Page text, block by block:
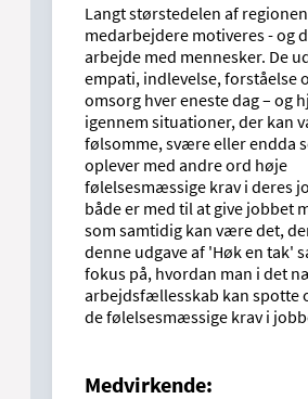
Langt størstedelen af
medarbejdere motiveres - og
arbejde med mennesker. De
empati, indlevelse, forståelse
omsorg hver eneste dag – og
igennem situationer, der kan
følsomme, svære eller endda
oplever med andre ord høje
følelsesmæssige krav i deres
både er med til at give jobbet
som samtidig kan være det,
denne udgave af 'Høk en tak'
fokus på, hvordan man i det
arbejdsfællesskab kan spotte
de følelsesmæssige krav i
Medvirkende: